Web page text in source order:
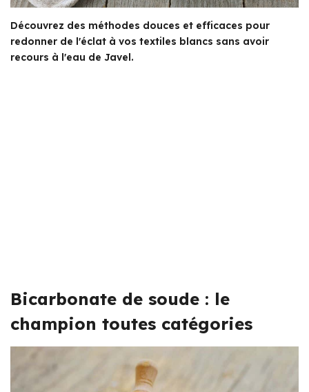
Découvrez des méthodes douces et efficaces pour
redonner de l'éclat à vos textiles blancs sans avoir
recours à l'eau de Javel.
Bicarbonate de soude : le
champion toutes catégories